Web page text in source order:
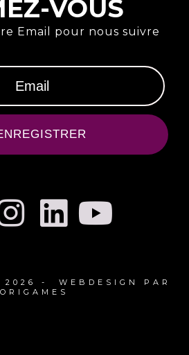
VOUS
Email pour nous suivre
2026 - WEBDESIGN PAR
ORIGAMES